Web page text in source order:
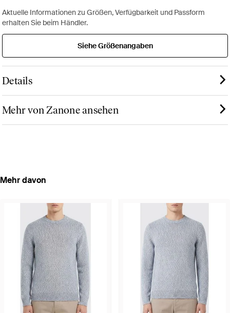
Aktuelle Informationen zu Größen, Verfügbarkeit und Passform
erhalten Sie beim Händler.
Siehe Größenangaben
Details
Mehr von Zanone ansehen
Mehr davon